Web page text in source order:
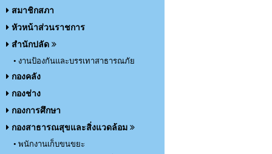
สมาชิกสภา
หัวหน้าส่วนราชการ
สำนักปลัด
• งานป้องกันและบรรเทาสาธารณภัย
กองคลัง
กองช่าง
กองการศึกษา
กองสาธารณสุขและสิ่งแวดล้อม
• พนักงานเก็บขนขยะ